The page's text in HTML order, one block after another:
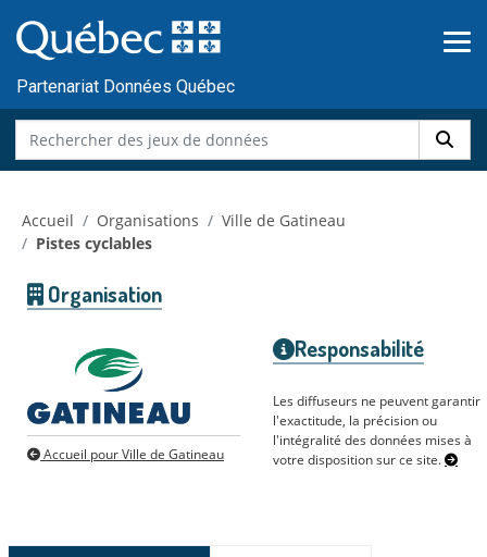
au
contenu
Partenariat Données Québec
Accueil Organisations
Ville de Gatineau
Pistes cyclables
Organisation
Accueil pour Ville de Gatineau
Responsabilité
Les diffuseurs ne peuvent garantir
l'exactitude, la précision ou
l'intégralité des données mises à
votre disposition sur ce site.